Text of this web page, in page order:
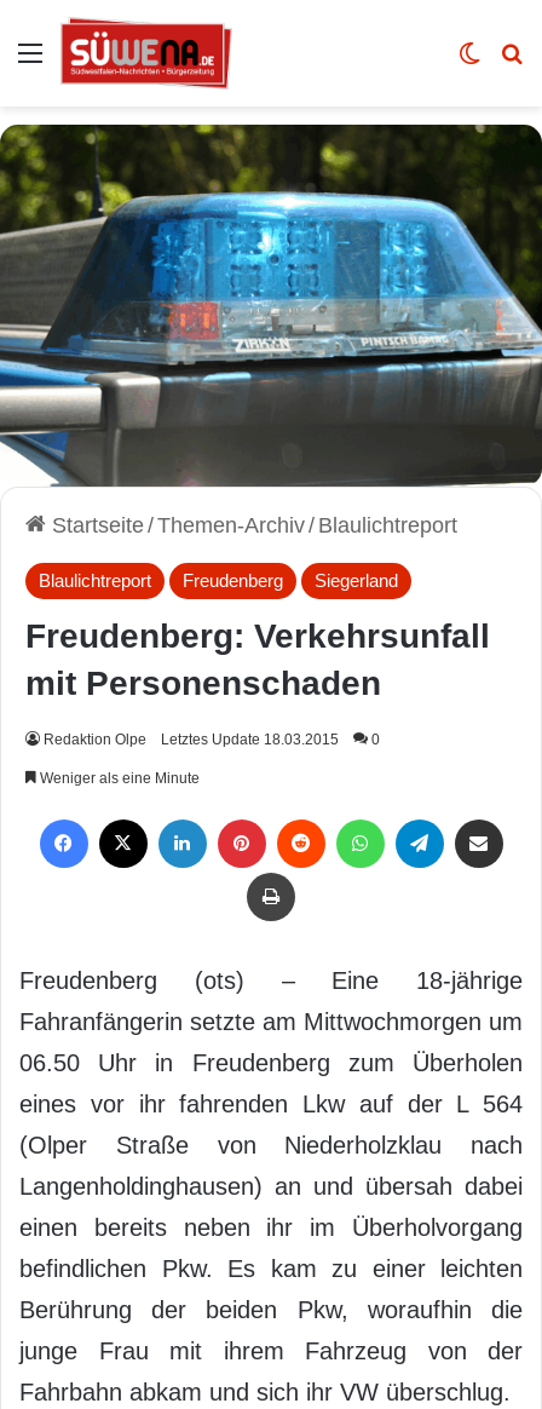
Auswahl Skin
Startseite/Themen-Archiv/ Blaulichtreport
Blaulichtreport Freudenberg Siegerland
Freudenberg: Verkehrsunfall
mit Personenschaden
Redaktion Olpe Letztes Update 18.03.2015 0
Weniger als eine Minute
Drucken
Freudenberg (ots) – Eine 18-jährige
Fahranfängerin setzte am Mittwochmorgen um
06.50 Uhr in Freudenberg zum Überholen
eines vor ihr fahrenden Lkw auf der L 564
(Olper Straße von Niederholzklau nach
Langenholdinghausen) an und übersah dabei
einen bereits neben ihr im Überholvorgang
befindlichen Pkw. Es kam zu einer leichten
Berührung der beiden Pkw, woraufhin die
junge Frau mit ihrem Fahrzeug von der
Fahrbahn abkam und sich ihr VW überschlug.